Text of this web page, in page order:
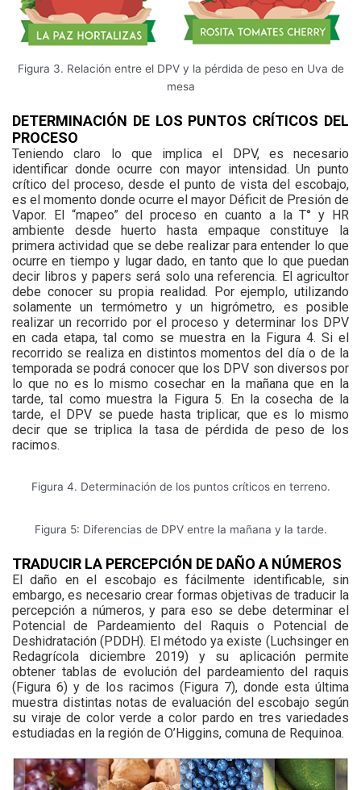
Figura 3. Relación entre el DPV y la pérdida de peso en Uva de
mesa
DETERMINACIÓN DE LOS PUNTOS CRÍTICOS DEL
PROCESO
Teniendo claro lo que implica el DPV, es necesario
identificar donde ocurre con mayor intensidad. Un punto
crítico del proceso, desde el punto de vista del escobajo,
es el momento donde ocurre el mayor Déficit de Presión de
Vapor. El “mapeo” del proceso en cuanto a la T° y HR
ambiente desde huerto hasta empaque constituye la
primera actividad que se debe realizar para entender lo que
ocurre en tiempo y lugar dado, en tanto que lo que puedan
decir libros y papers será solo una referencia. El agricultor
debe conocer su propia realidad. Por ejemplo, utilizando
solamente un termómetro y un higrómetro, es posible
realizar un recorrido por el proceso y determinar los DPV
en cada etapa, tal como se muestra en la Figura 4. Si el
recorrido se realiza en distintos momentos del día o de la
temporada se podrá conocer que los DPV son diversos por
lo que no es lo mismo cosechar en la mañana que en la
tarde, tal como muestra la Figura 5. En la cosecha de la
tarde, el DPV se puede hasta triplicar, que es lo mismo
decir que se triplica la tasa de pérdida de peso de los
racimos.
Figura 4. Determinación de los puntos críticos en terreno.
Figura 5: Diferencias de DPV entre la mañana y la tarde.
TRADUCIR LA PERCEPCIÓN DE DAÑO A NÚMEROS
El daño en el escobajo es fácilmente identificable, sin
embargo, es necesario crear formas objetivas de traducir la
percepción a números, y para eso se debe determinar el
Potencial de Pardeamiento del Raquis o Potencial de
Deshidratación (PDDH). El método ya existe (Luchsinger en
Redagrícola diciembre 2019) y su aplicación permite
obtener tablas de evolución del pardeamiento del raquis
(Figura 6) y de los racimos (Figura 7), donde esta última
muestra distintas notas de evaluación del escobajo según
su viraje de color verde a color pardo en tres variedades
estudiadas en la región de O’Higgins, comuna de Requinoa.